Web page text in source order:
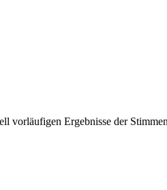
vorläufigen Ergebnisse der